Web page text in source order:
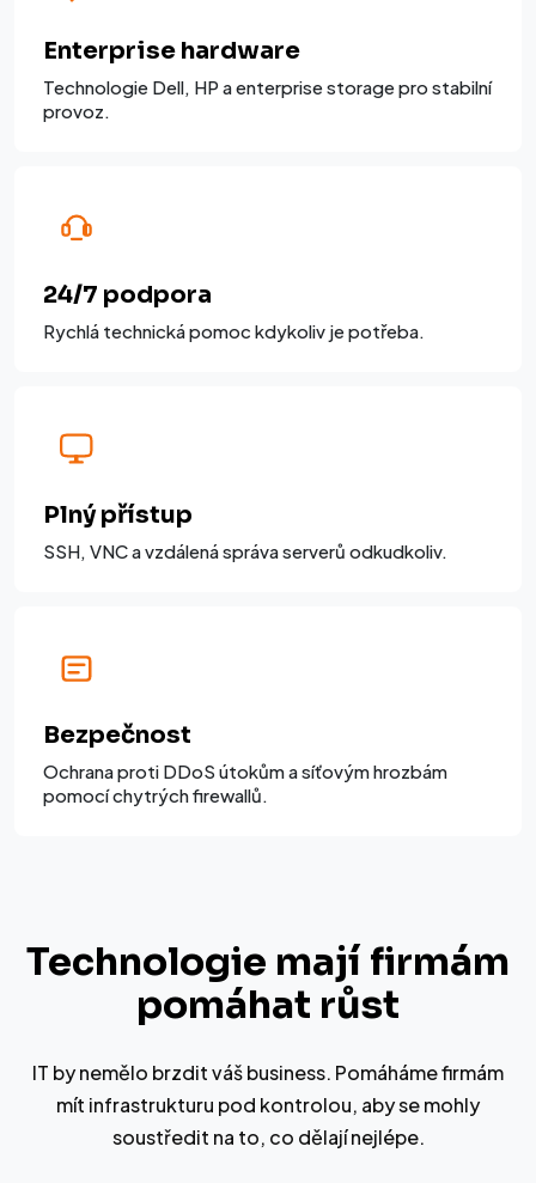
Enterprise hardware
Technologie Dell, HP a enterprise storage pro stabilní
provoz.
24/7 podpora
Rychlá technická pomoc kdykoliv je potřeba.
Plný přístup
SSH, VNC a vzdálená správa serverů odkudkoliv.
Bezpečnost
Ochrana proti DDoS útokům a síťovým hrozbám
pomocí chytrých firewallů.
Technologie mají firmám
pomáhat růst
IT by nemělo brzdit váš business. Pomáháme firmám
mít infrastrukturu pod kontrolou, aby se mohly
soustředit na to, co dělají nejlépe.